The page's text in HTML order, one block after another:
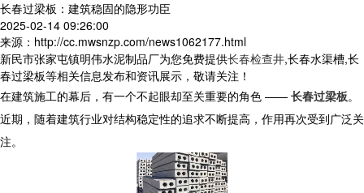
长春过梁板：建筑稳固的隐形功臣
2025-02-14 09:26:00
来源：http://cc.mwsnzp.com/news1062177.html
新民市张家屯镇明伟水泥制品厂为您免费提供长春检查井,长春水渠槽,长
春过梁板等相关信息发布和资讯展示，敬请关注！
在建筑施工的幕后，有一个不起眼却至关重要的角色 —— 长春过梁板。
近期，随着建筑行业对结构稳定性的追求不断提高，作用再次受到广泛关
注。